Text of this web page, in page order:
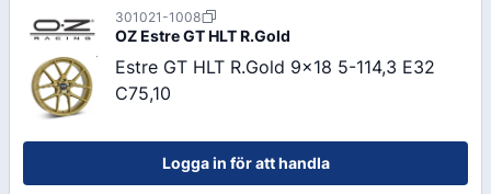
301021-1008
OZ Estre GT HLT R.Gold
Estre GT HLT R.Gold 9x18 5-114,3 E32
C75,10
Logga in för att handla